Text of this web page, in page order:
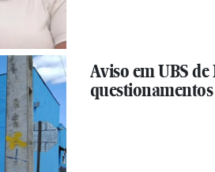
Aviso em UBS
questionamentos